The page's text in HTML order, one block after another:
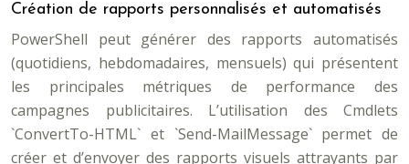
Création de rapports personnalisés et automatisés
PowerShell peut générer des rapports automatisés
(quotidiens, hebdomadaires, mensuels) qui présentent
les principales métriques de performance des
campagnes publicitaires. L’utilisation des Cmdlets
`ConvertTo-HTML` et `Send-MailMessage` permet de
créer et d’envoyer des rapports visuels attrayants par